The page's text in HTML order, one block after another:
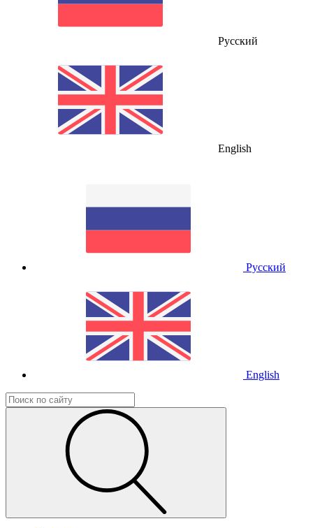
Русский
English
Русский
English